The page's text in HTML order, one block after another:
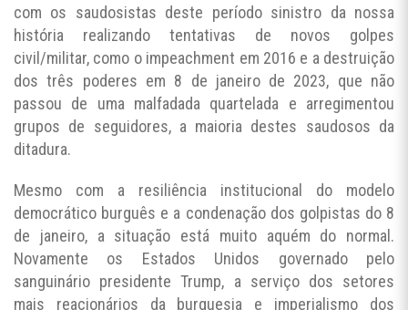
com os saudosistas deste período sinistro da nossa
história realizando tentativas de novos golpes
civil/militar, como o impeachment em 2016 e a destruição
dos três poderes em 8 de janeiro de 2023, que não
passou de uma malfadada quartelada e arregimentou
grupos de seguidores, a maioria destes saudosos da
ditadura.
Mesmo com a resiliência institucional do modelo
democrático burguês e a condenação dos golpistas do 8
de janeiro, a situação está muito aquém do normal.
Novamente os Estados Unidos governado pelo
sanguinário presidente Trump, a serviço dos setores
mais reacionários da burguesia e imperialismo dos